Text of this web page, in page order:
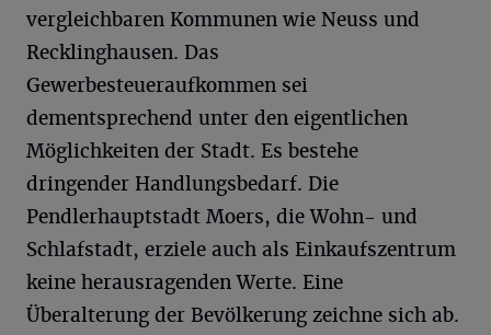
vergleichbaren Kommunen wie Neuss und
Recklinghausen. Das
Gewerbesteueraufkommen sei
dementsprechend unter den eigentlichen
Möglichkeiten der Stadt. Es bestehe
dringender Handlungsbedarf. Die
Pendlerhauptstadt Moers, die Wohn- und
Schlafstadt, erziele auch als Einkaufszentrum
keine herausragenden Werte. Eine
Überalterung der Bevölkerung zeichne sich ab.